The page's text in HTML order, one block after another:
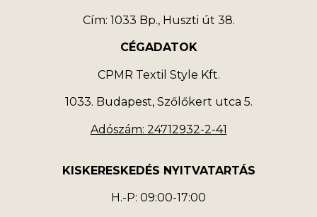
Cím: 1033 Bp., Huszti út 38.
CÉGADATOK
CPMR Textil Style Kft.
1033. Budapest, Szőlőkert utca 5.
Adószám: 24712932-2-41
KISKERESKEDÉS NYITVATARTÁS
H.-P: 09:00-17:00